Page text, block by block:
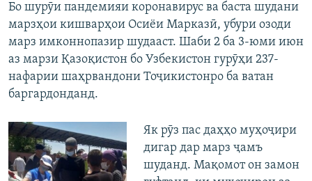
Бо шурӯи пандемияи коронавирус ва баста шудани
марзҳои кишварҳои Осиёи Марказӣ, убури озоди
марз имконнопазир шудааст. Шаби 2 ба 3-юми июн
аз марзи Қазоқистон бо Узбекистон гурӯҳи 237-
нафарии шаҳрвандони Тоҷикистонро ба ватан
баргардонданд.
Як рӯз пас даҳҳо муҳоҷири
дигар дар марз ҷамъ
шуданд. Мақомот он замон